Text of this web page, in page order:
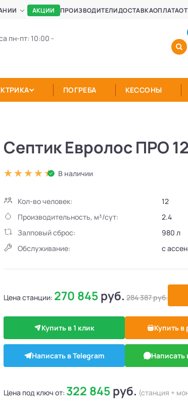
АКЦИИ ПРОИЗВОДИТЕЛИДОСТАВКАОПЛАТА
пн-пт: 10:00 -
ПОГРЕБА КЕССОНЫ
Септик Евролос ПРО 12
В наличии
Кол-во человек:
12
Производительность, м³/сут:
2.4
Залповый сброс:
980 л
Обслуживание:
с
Цена станции: 270 845руб. 284 387руб.
Купить в 1 клик Купить в
Написать в Telegram Написать
Цена под ключ от: 322 845руб. (станция +